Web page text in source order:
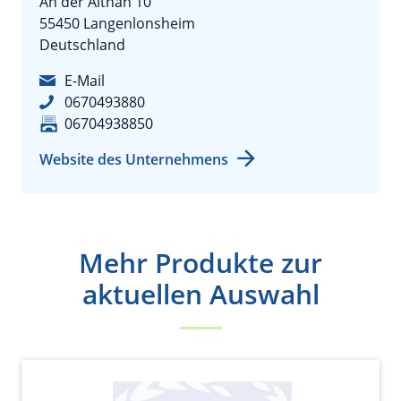
55450 Langenlonsheim
Deutschland
E-Mail
0670493880
06704938850
Website des Unternehmens
Mehr Produkte zur
aktuellen Auswahl